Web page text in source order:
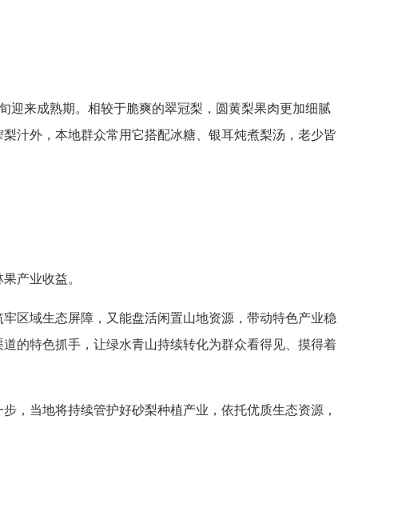
迎来成熟期。相较于脆爽的翠冠梨，圆黄梨果肉更加细腻
汁外，本地群众常用它搭配冰糖、银耳炖煮梨汤，老少皆
产业收益。
区域生态屏障，又能盘活闲置山地资源，带动特色产业稳
的特色抓手，让绿水青山持续转化为群众看得见、摸得着
，当地将持续管护好砂梨种植产业，依托优质生态资源，